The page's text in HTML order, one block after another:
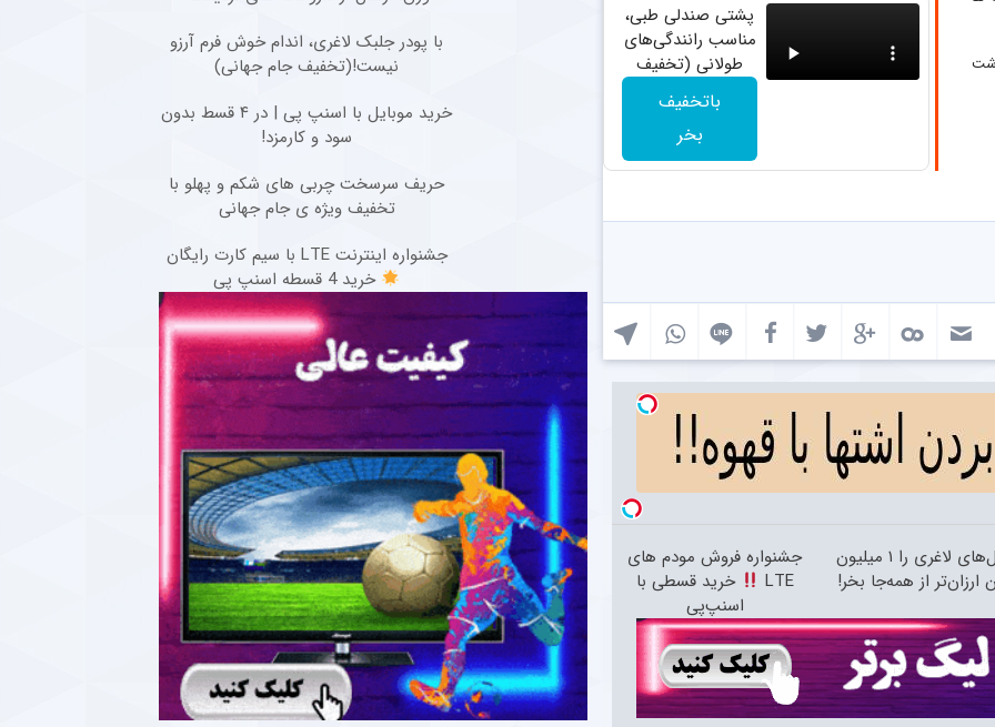
پشتی صندلی طبی،
مناسب رانندگی‌های
طولانی (تخفیف
ویژه تا آخر امشب)
باتخفیف
بخر
آمپول‌های لاغری را ۱ میلیون
ارزان‌تر از همه‌جا بخر!
جشنواره فروش مودم های
LTE
خرید قسطی با
اسنپ‌پی
علی چینی پیشکسوت استقلال گفت : قهرمانی حق مسلم استقلال بود و فدراسیون باید آن را اعلام می‌کرد.
با پودر جلبک لاغری، اندام خوش فرم آرزو
نیست!(تخفیف جام جهانی)
خرید موبایل با اسنپ پی | در ۴ قسط بدون
سود و کارمزد!
حریف سرسخت چربی های شکم و پهلو با
تخفیف ویژه ی جام جهانی
جشنواره اینترنت LTE با سیم کارت رایگان
خرید 4 قسطه اسنپ پی